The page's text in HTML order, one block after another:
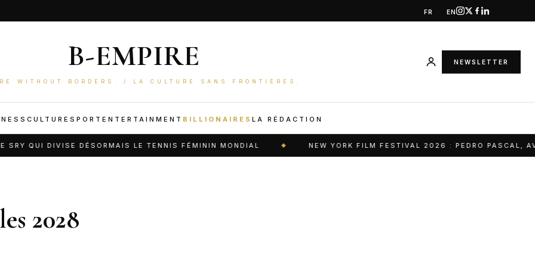
FR EN
B-EMPIRE
WITHOUT BORDERS. / LA CULTURE SANS FRONTIÈRES.
NEWSLETTER
CULTURE SPORT ENTERTAINMENT BILLIONAIRES LA RÉDACTION
QUI DIVISE DÉSORMAIS LE TENNIS FÉMININ MONDIAL NEW YORK FILM FESTIVAL 2026 : PEDRO PASCAL, AVA
2028